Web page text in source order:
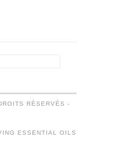
RÉSERVÉS -
ESSENTIAL OILS